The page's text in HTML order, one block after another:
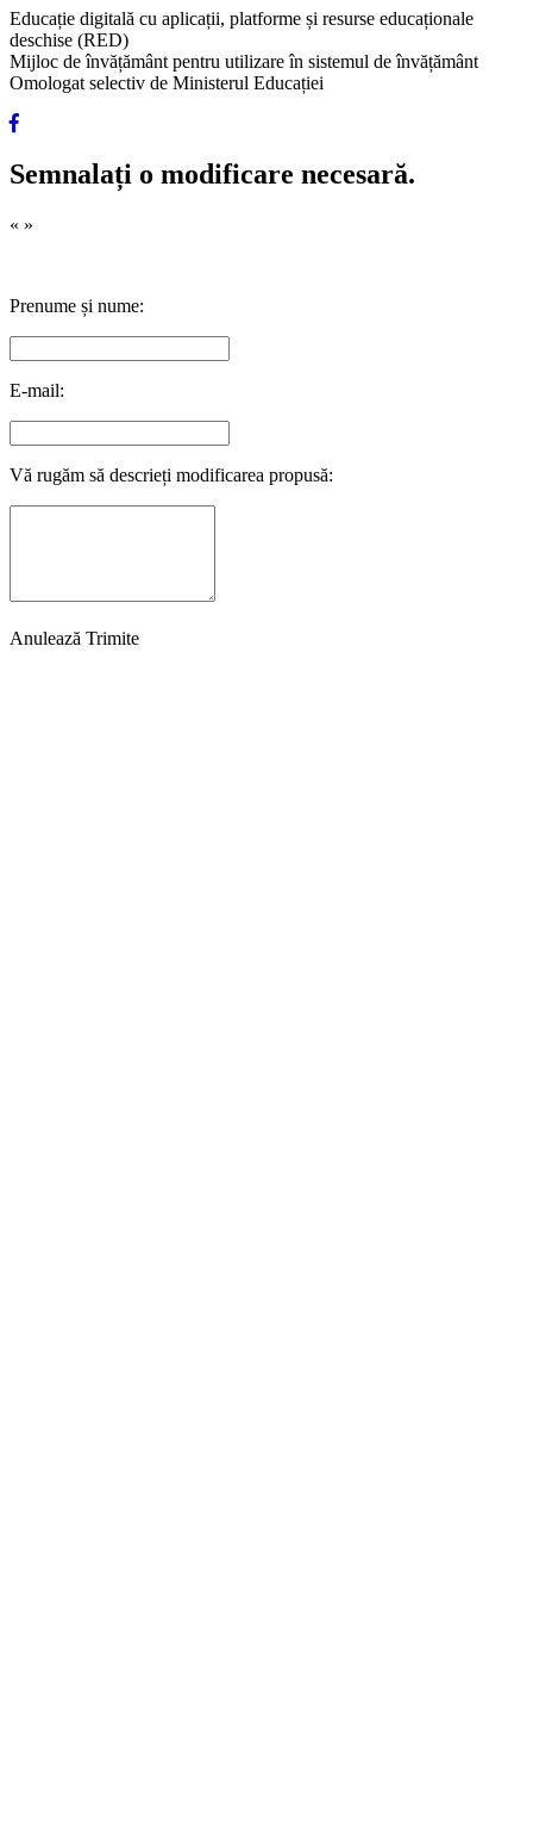
Educație digitală cu aplicații, platforme și resurse educaționale
deschise (RED)
Mijloc de învățământ pentru utilizare în sistemul de învățământ
Omologat selectiv de Ministerul Educației
Semnalați o modificare necesară.
« »
Prenume și nume:
E-mail:
Vă rugăm să descrieți modificarea propusă:
Anulează Trimite